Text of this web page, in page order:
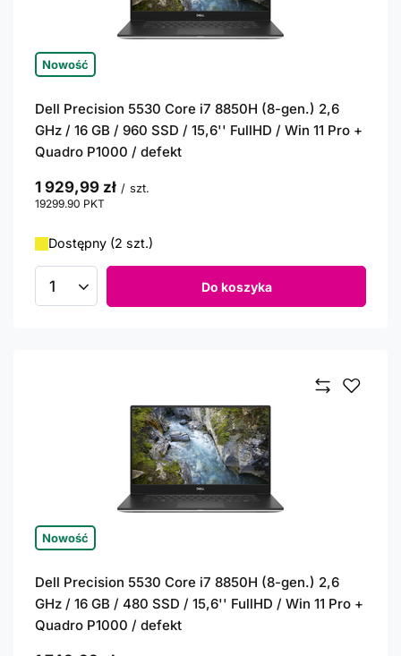
Nowość
Dell Precision 5530 Core i7 8850H (8-gen.) 2,6
GHz / 16 GB / 960 SSD / 15,6'' FullHD / Win 11 Pro +
Quadro P1000 / defekt
1 929,99 zł / szt.
19299.90 PKT
Dostępny (2 szt.)
Ilość produktów Do koszyka
Nowość
Dell Precision 5530 Core i7 8850H (8-gen.) 2,6
GHz / 16 GB / 480 SSD / 15,6'' FullHD / Win 11 Pro +
Quadro P1000 / defekt